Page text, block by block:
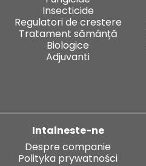
Insecticide
Regulatori de crestere
Tratament sămânță
Biologice
Adjuvanti
Intalneste-ne
Despre companie
Polityka prywatności